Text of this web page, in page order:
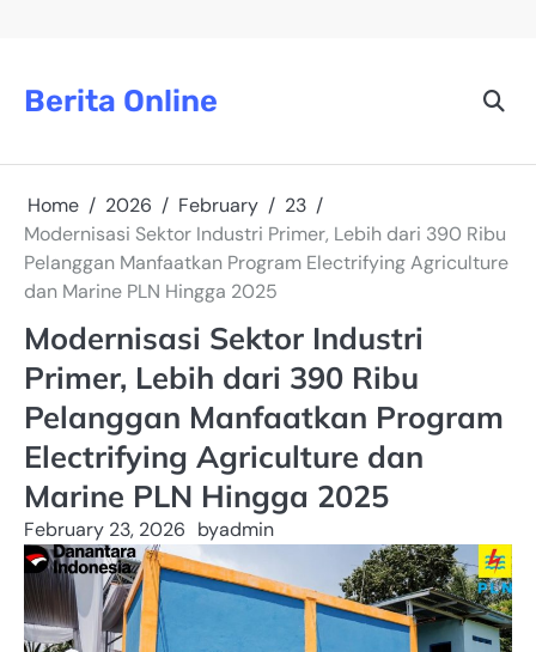
Berita Online
Home 2026 February
23
Modernisasi Sektor Industri Primer, Lebih dari 390 Ribu
Pelanggan Manfaatkan Program Electrifying Agriculture
dan Marine PLN Hingga 2025
Modernisasi Sektor Industri
Primer, Lebih dari 390 Ribu
Pelanggan Manfaatkan Program
Electrifying Agriculture dan
Marine PLN Hingga 2025
February 23, 2026 byadmin